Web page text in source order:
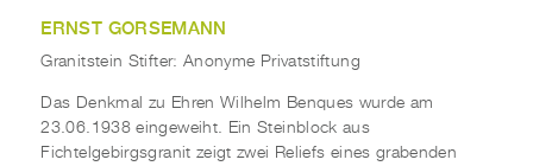
ERNST GORSEMANN
Granitstein Stifter: Anonyme Privatstiftung
Das Denkmal zu Ehren Wilhelm Benques wurde am
23.06.1938 eingeweiht. Ein Steinblock aus
Fichtelgebirgsgranit zeigt zwei Reliefs eines grabenden